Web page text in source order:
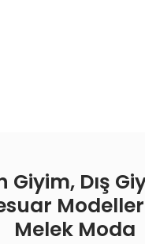
Giyim, Dış
Melek Moda